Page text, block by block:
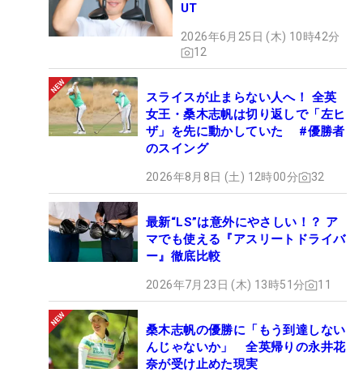
UT
2026年6月25日 (木) 10時42分
12
スライスが止まらない人へ！ 全英
女王・桑木志帆は切り返しで「左ヒ
ザ」を先に動かしていた #優勝者
のスイング
2026年8月8日 (土) 12時00分 32
最新“LS”は意外にやさしい！？ ア
マでも使える『アスリートドライバ
ー』徹底比較
2026年7月23日 (木) 13時51分 11
桑木志帆の優勝に「もう到達しない
んじゃないか」 全英帰りの永井花
奈が受け止めた現実